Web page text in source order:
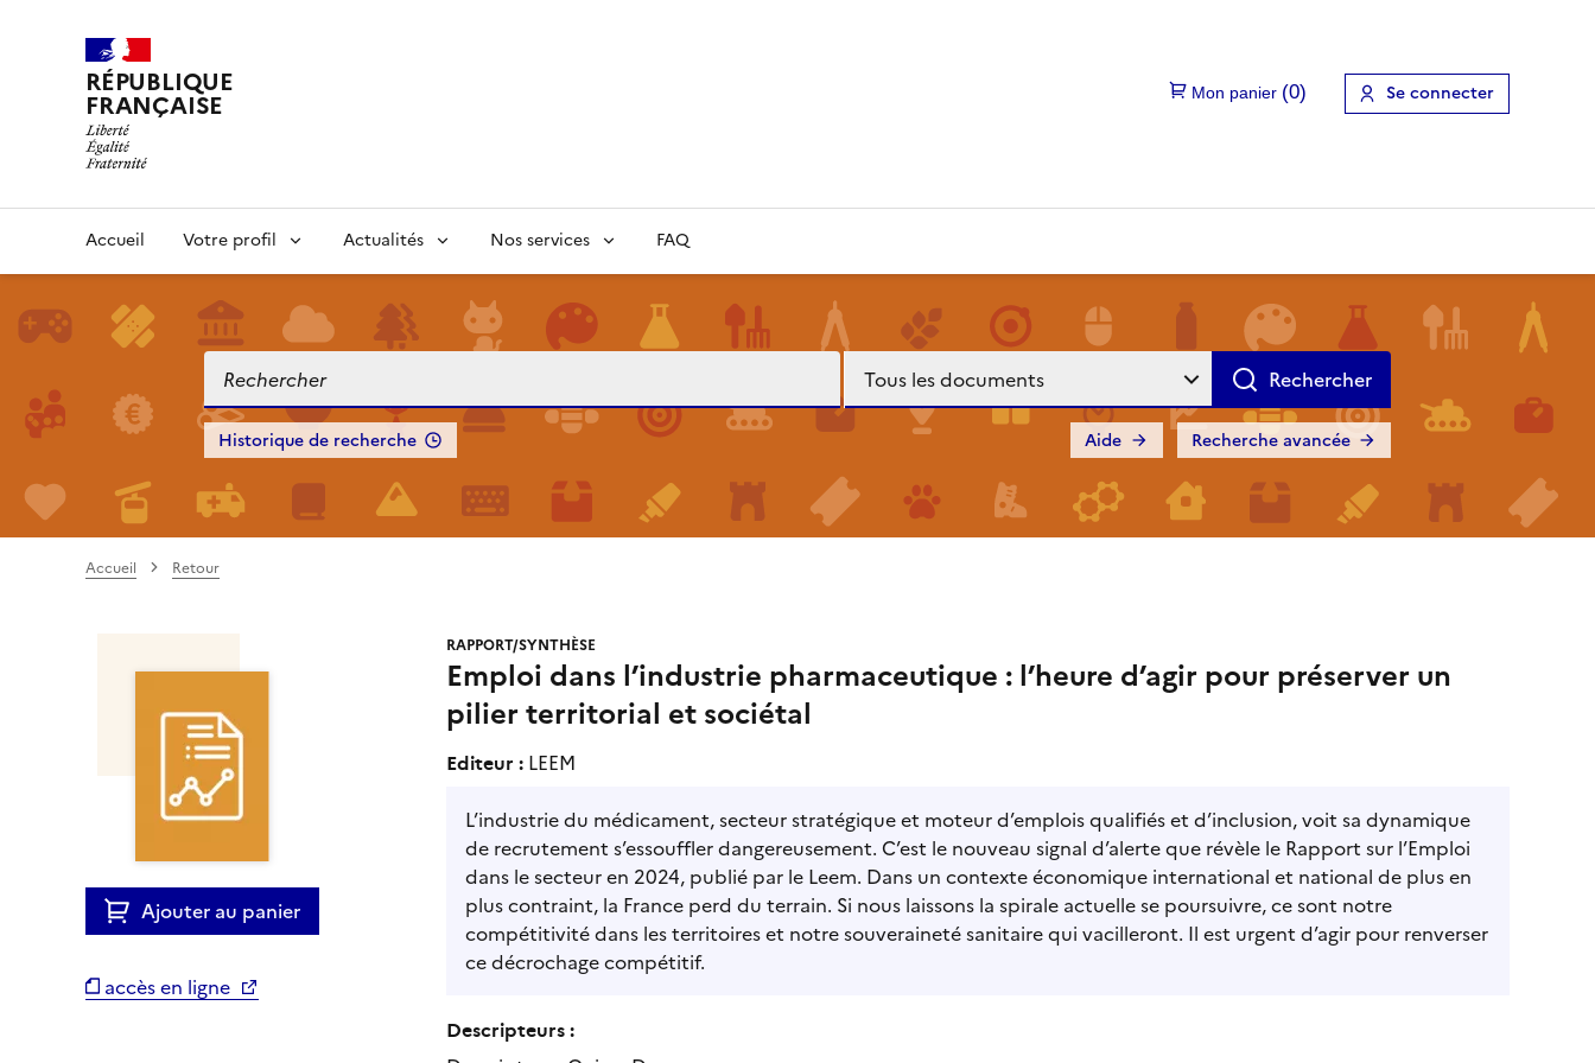
RÉPUBLIQUE
FRANÇAISE Se connecter
Accueil Votre profil Actualités Nos services FAQ
Historique de recherche Recherche avancée
Aide
Accueil Retour
Ajouter au panier
accès en ligne
RAPPORT/SYNTHÈSE
Emploi dans l’industrie pharmaceutique : l’heure d’agir pour préserver un
pilier territorial et sociétal
Editeur : LEEM
L’industrie du médicament, secteur stratégique et moteur d’emplois qualifiés et d’inclusion, voit sa dynamique
de recrutement s’essouffler dangereusement. C’est le nouveau signal d’alerte que révèle le Rapport sur l’Emploi
dans le secteur en 2024, publié par le Leem. Dans un contexte économique international et national de plus en
plus contraint, la France perd du terrain. Si nous laissons la spirale actuelle se poursuivre, ce sont notre
compétitivité dans les territoires et notre souveraineté sanitaire qui vacilleront. Il est urgent d’agir pour renverser
ce décrochage compétitif.
Descripteurs :